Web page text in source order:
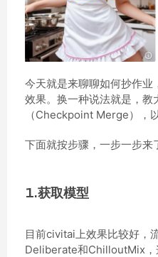
今天就是来聊聊如何抄作业
效果。换一种说法就是，教
（Checkpoint Merge），
下面就按步骤，一步一步来
1.获取模型
目前civitai上效果比较好，
Deliberate和ChilloutMix，